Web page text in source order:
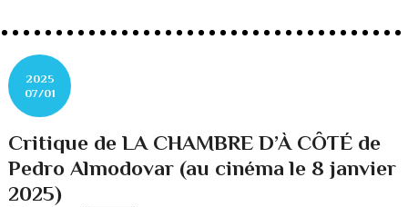
2025
07/01
Critique de LA CHAMBRE D’À CÔTÉ de
Pedro Almodovar (au cinéma le 8 janvier
2025)